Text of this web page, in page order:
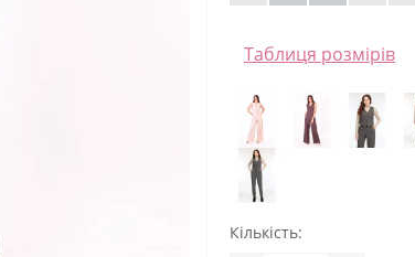
Таблиця розмірів
Кількість: